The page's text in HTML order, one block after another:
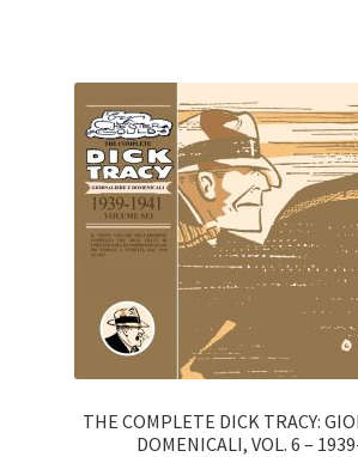
THE COMPLETE DICK TRACY:
DOMENICALI, VOL. 6 –